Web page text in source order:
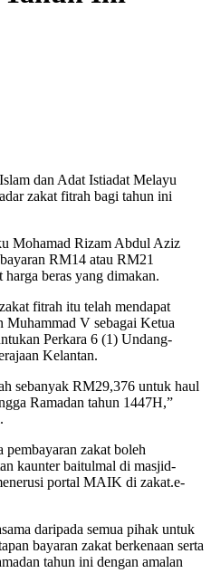
dan Adat Istiadat Melayu
zakat fitrah bagi tahun ini
Mohamad Rizam Abdul Aziz
RM14 atau RM21
harga beras yang dimakan.
fitrah itu telah mendapat
Muhammad V sebagai Ketua
Perkara 6 (1) Undang-
Kelantan.
sebanyak RM29,376 untuk haul
Ramadan tahun 1447H,”
zakat boleh
kaunter baitulmal di masjid-
portal MAIK di zakat.e-
daripada semua pihak untuk
bayaran zakat berkenaan serta
tahun ini dengan amalan